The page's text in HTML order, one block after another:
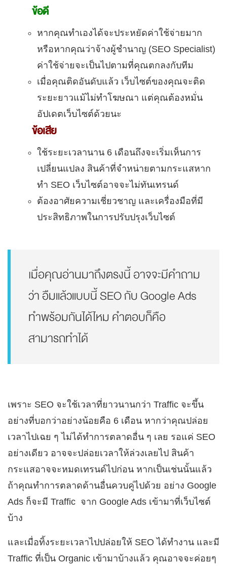
ข้อดี
หากคุณทำเองได้จะประหยัดค่าใช้จ่ายมาก
หรือหากคุณว่าจ้างผู้ชำนาญ (SEO Specialist)
ค่าใช้จ่ายจะเป็นไปตามที่คุณตกลงกับทีม
เมื่อคุณติดอันดับแล้ว เว็บไซต์ของคุณจะติด
ระยะยาวแม้ไม่ทำโฆษณา แต่คุณต้องหมั่น
อัปเดตเว็บไซต์ด้วยนะ
ข้อเสีย
ใช้ระยะเวลานาน 6 เดือนถึงจะเริ่มเห็นการ
เปลี่ยนแปลง สินค้าที่จำหน่ายตามกระแสหาก
ทำ SEO เว็บไซต์อาจจะไม่ทันเทรนด์
ต้องอาศัยความเชี่ยวชาญ และเครื่องมือที่มี
ประสิทธิภาพในการปรับปรุงเว็บไซต์
เมื่อคุณอ่านมาถึงตรงนี้ อาจจะมีคำถาม
ว่า อืมแล้วแบบนี้ SEO กับ Google Ads
ทำพร้อมกันได้ไหม คำตอบก็คือ
สามารถทำได้
เพราะ SEO จะใช้เวลาที่ยาวนานกว่า Traffic จะขึ้น
อย่างที่บอกว่าอย่างน้อยคือ 6 เดือน หากว่าคุณปล่อย
เวลาไปเฉย ๆ ไม่ได้ทำการตลาดอื่น ๆ เลย รอแค่ SEO
อย่างเดียว อาจจะปล่อยเวลาให้ล่วงเลยไป สินค้า
กระแสอาจจะหมดเทรนด์ไปก่อน หากเป็นเช่นนั้นแล้ว
ถ้าคุณทำการตลาดด้านอื่นควบคู่ไปด้วย อย่าง Google
Ads ก็จะมี Traffic จาก Google Ads เข้ามาที่เว็บไซต์
บ้าง
และเมื่อทิ้งระยะเวลาไปปล่อยให้ SEO ได้ทำงาน และมี
Traffic ที่เป็น Organic เข้ามาบ้างแล้ว คุณอาจจะค่อยๆ